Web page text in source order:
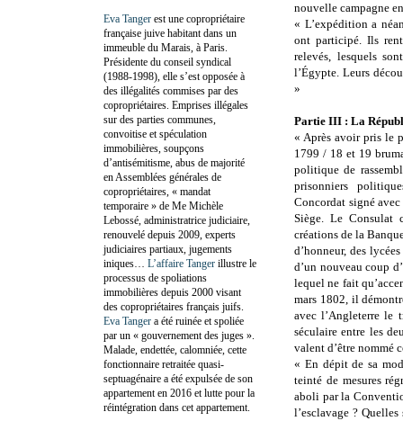
nouvelle campagne
« L’expédition a
ont participé. Ils
relevés, lesquels
l’Égypte. Leurs
»
Partie III : La
« Après avoir pris le
1799 / 18 et 19
politique de
prisonniers
Concordat signé
Siège. Le Consulat
créations de la
d’honneur, des
d’un nouveau coup
lequel ne fait
mars 1802, il
avec l’Angleterre le
séculaire entre les
valent d’être nommé
« En dépit de sa
teinté de mesures
aboli par la
l’esclavage ?
Eva Tanger est une copropriétaire
française juive habitant dans un
immeuble du Marais, à Paris.
Présidente du conseil syndical
(1988-1998), elle s’est opposée à
des illégalités commises par des
copropriétaires. Emprises illégales
sur des parties communes,
convoitise et spéculation
immobilières, soupçons
d’antisémitisme, abus de majorité
en Assemblées générales de
copropriétaires, « mandat
temporaire » de Me Michèle
Lebossé, administratrice judiciaire,
renouvelé depuis 2009, experts
judiciaires partiaux, jugements
iniques… L’affaire Tanger illustre le
processus de spoliations
immobilières depuis 2000 visant
des copropriétaires français juifs.
Eva Tanger a été ruinée et spoliée
par un « gouvernement des juges ».
Malade, endettée, calomniée, cette
fonctionnaire retraitée quasi-
septuagénaire a été expulsée de son
appartement en 2016 et lutte pour la
réintégration dans cet appartement.